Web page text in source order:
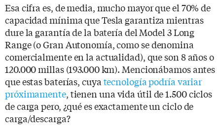
Esa cifra es, de media, mucho mayor que el 70% de
capacidad mínima que Tesla garantiza mientras
dure la garantía de la batería del Model 3 Long
Range (o Gran Autonomía, como se denomina
comercialmente en la actualidad), que son 8 años o
120.000 millas (193.000 km). Mencionábamos antes
que estas baterías, cuya tecnología podría variar
próximamente, tienen una vida útil de 1.500 ciclos
de carga pero, ¿qué es exactamente un ciclo de
carga/descarga?